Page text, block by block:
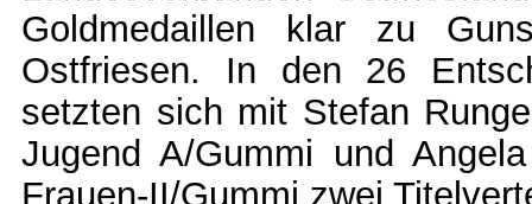
Goldmedaillen klar zu
Ostfriesen. In den 26
setzten sich mit Stefan
Jugend A/Gummi und
Frauen-II/Gummi zwei